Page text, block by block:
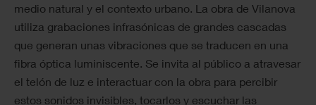
medio natural y el contexto urbano. La obra de Vilanova
utiliza grabaciones infrasónicas de grandes cascadas
que generan unas vibraciones que se traducen en una
fibra óptica luminiscente. Se invita al público a atravesar
el telón de luz e interactuar con la obra para percibir
estos sonidos invisibles, tocarlos y escuchar las